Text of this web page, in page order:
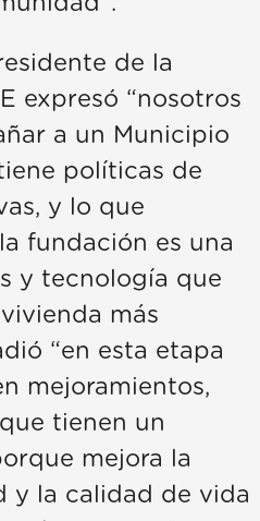
de la
expresó “nosotros
a un Municipio
políticas de
y lo que
fundación es una
y tecnología que
más
“en esta etapa
mejoramientos,
tienen un
mejora la
y la calidad de vida